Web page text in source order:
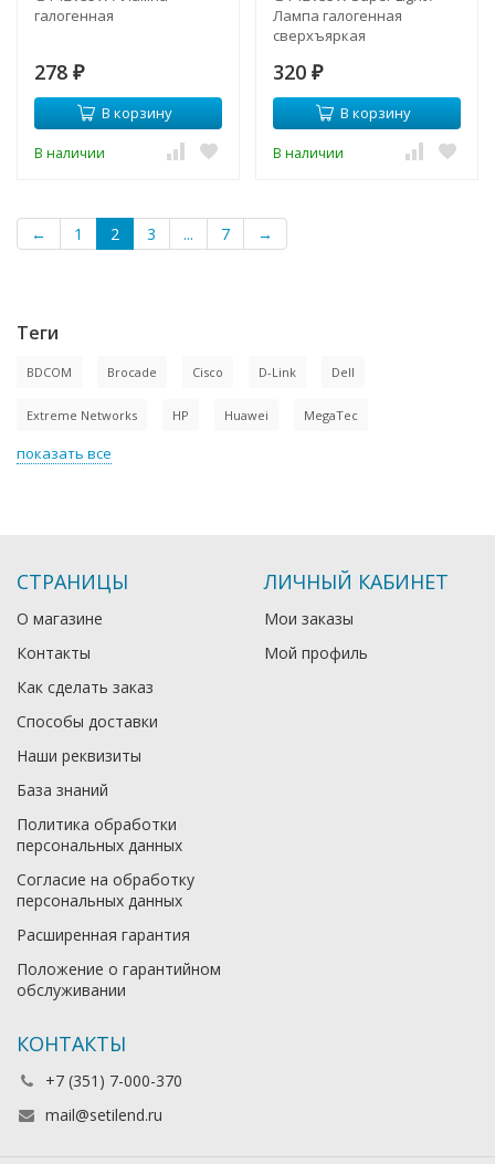
галогенная
278 ₽
В корзину
В наличии
Лампа галогенная
сверхъяркая
320 ₽
В корзину
В наличии
← 1 2 3 ... 7 →
Теги
BDCOM Brocade Cisco D-Link Dell
Extreme Networks HP Huawei MegaTec
показать все
СТРАНИЦЫ
О магазине
Контакты
Как сделать заказ
Способы доставки
Наши реквизиты
База знаний
Политика обработки
персональных данных
Согласие на обработку
персональных данных
Расширенная гарантия
Положение о гарантийном
обслуживании
ЛИЧНЫЙ КАБИНЕТ
Мои заказы
Мой профиль
КОНТАКТЫ
+7 (351) 7-000-370
mail@setilend.ru